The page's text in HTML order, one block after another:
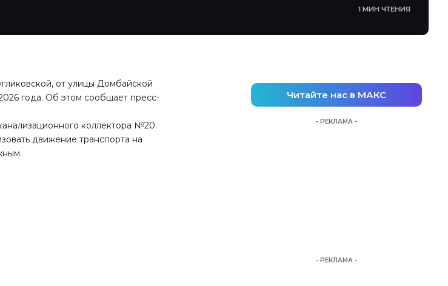
1 МИН ЧТЕНИЯ
от улицы Домбайской
года. Об этом сообщает пресс-
коллектора №20.
движение транспорта на
Читайте нас в МАКС
- РЕКЛАМА -
- РЕКЛАМА -